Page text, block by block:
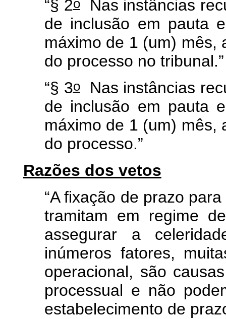
“§ 2oNas instâncias
de inclusão em pauta
máximo de 1 (um) mês,
do processo no
“§ 3oNas instâncias
de inclusão em pauta
máximo de 1 (um) mês,
do processo.”
Razões dos vetos
“A fixação de prazo
tramitam em regime
assegurar a
inúmeros fatores,
operacional, são
processual e não
estabelecimento de